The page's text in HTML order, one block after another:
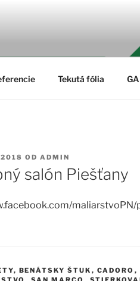
Tekutá fólia
OD ADMIN
salón Piešťany
, BENÁTSKY ŠTUK , CADORO ,